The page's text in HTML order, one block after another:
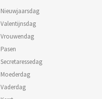
Nieuwjaarsdag
Valentijnsdag
Vrouwendag
Pasen
Secretaressedag
Moederdag
Vaderdag